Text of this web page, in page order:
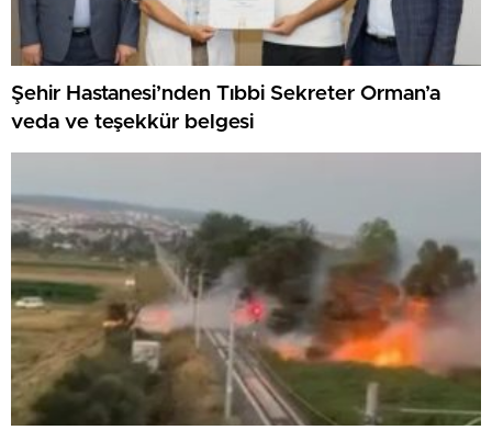
Şehir Hastanesi’nden Tıbbi Sekreter Orman’a
veda ve teşekkür belgesi